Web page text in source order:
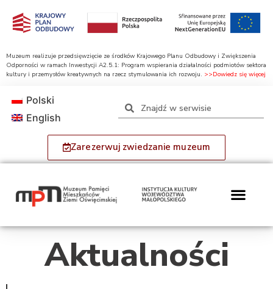
Muzeum realizuje przedsięwzięcie ze środków Krajowego Planu Odbudowy i Zwiększenia
Odporności w ramach Inwestycji A2.5.1: Program wspierania działalności podmiotów sektora
kultury i przemysłów kreatywnych na rzecz stymulowania ich rozwoju. >>Dowiedz się więcej
Zarezerwuj zwiedzanie muzeum
Polski
English
Aktualności